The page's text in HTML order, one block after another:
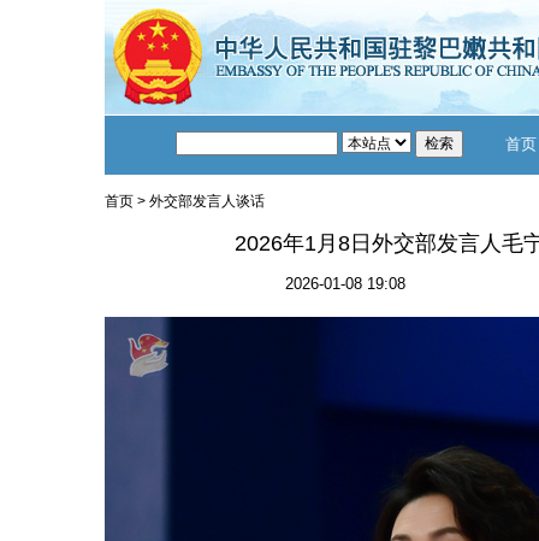
首页
首页> 外交部发言人谈话
2026年1月8日外交部发言人毛
2026-01-08 19:08